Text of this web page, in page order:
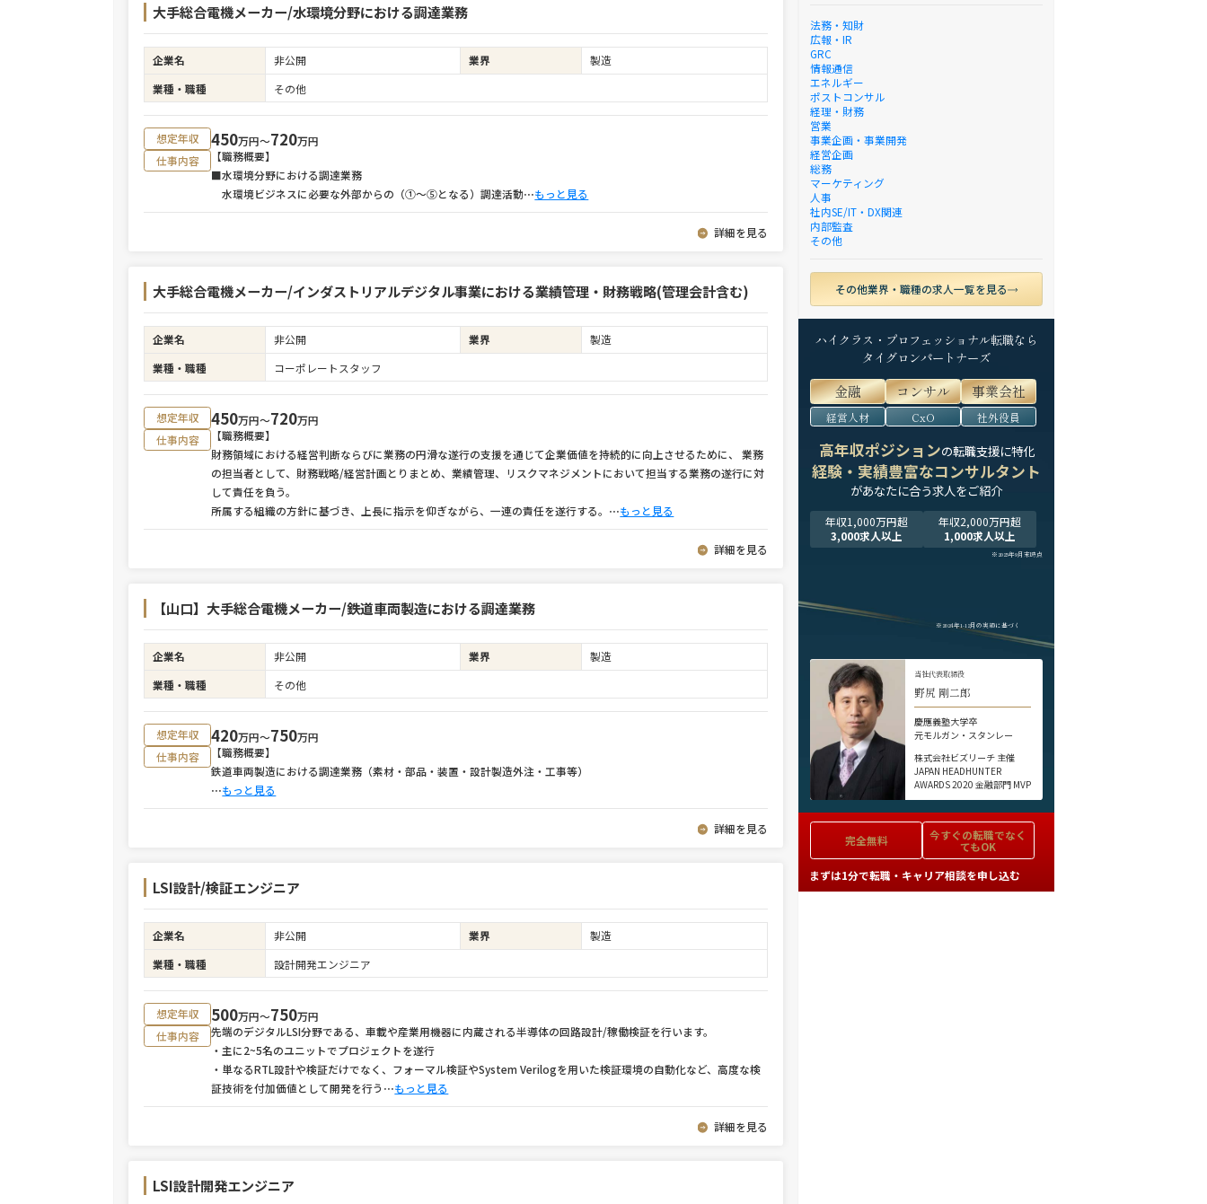
大手総合電機メーカー/水環境分野における調達業務
企業名 非公開 業界
製造
業種・職種
その他
想定年収 450万円〜720万円
仕事内容
【職務概要】
■水環境分野における調達業務
水環境ビジネスに必要な外部からの（①～⑤となる）調達活動⋯もっと見る
詳細を見る
大手総合電機メーカー/インダストリアルデジタル事業における業績管理・財務戦略(管理会計含む)
企業名 非公開 業界
製造
業種・職種
コーポレートスタッフ
想定年収 450万円〜720万円
仕事内容
【職務概要】
財務領域における経営判断ならびに業務の円滑な遂行の支援を通じて企業価値を持続的に向上させるために、 業務
の担当者として、財務戦略/経営計画とりまとめ、業績管理、リスクマネジメントにおいて担当する業務の遂行に対
して責任を負う。
所属する組織の方針に基づき、上長に指示を仰ぎながら、一連の責任を遂行する。 ⋯もっと見る
詳細を見る
【山口】大手総合電機メーカー/鉄道車両製造における調達業務
企業名 非公開 業界
製造
業種・職種
その他
想定年収 420万円〜750万円
仕事内容
【職務概要】
鉄道車両製造における調達業務（素材・部品・装置・設計製造外注・工事等）
⋯もっと見る
詳細を見る
LSI設計/検証エンジニア
企業名 非公開 業界
製造
業種・職種
設計開発エンジニア
想定年収 500万円〜750万円
仕事内容
先端のデジタルLSI分野である、車載や産業用機器に内蔵される半導体の回路設計/稼働検証を行います。
・主に2~5名のユニットでプロジェクトを遂行
・単なるRTL設計や検証だけでなく、フォーマル検証やSystem Verilogを用いた検証環境の自動化など、高度な検
証技術を付加価値として開発を行う⋯もっと見る
詳細を見る
LSI設計開発エンジニア
法務・知財
広報・IR
GRC
情報通信
エネルギー
ポストコンサル
経理・財務
営業
事業企画・事業開発
経営企画
総務
マーケティング
人事
社内SE/IT・DX関連
内部監査
その他
その他業界・職種の求人一覧を見る
ハイクラス・プロフェッショナル転職なら
タイグロンパートナーズ
金融 コンサル 事業会社
経営人材 CxO 社外役員
高年収ポジションの転職支援に特化
経験・実績豊富なコンサルタント
があなたに合う求人をご紹介
年収1,000万円超
3,000求人以上
年収2,000万円超
1,000求人以上
※2025年9月末時点
※2024年1-12月の実績に基づく
当社代表取締役
野尻 剛二郎
慶應義塾大学卒
元モルガン・スタンレー
株式会社ビズリーチ 主催
JAPAN HEADHUNTER
AWARDS 2020 金融部門 MVP
完全無料 今すぐの転職でなく
てもOK
まずは1分で転職・キャリア相談を申し込む